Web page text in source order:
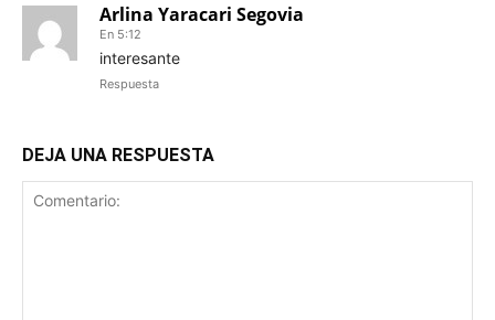
Arlina Yaracari Segovia
En 5:12
interesante
Respuesta
DEJA UNA RESPUESTA